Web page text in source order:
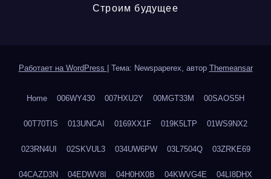
Строим будущее
Работает на WordPress Тема: Newspaperex, автор Themeansar
Home 006WY430 007HXU2Y 00MGT33M 00SAOS5H
00T70TIS 013UNCAI 0169XX1F 019K5LTP 01WS9NX2
023RN4UI 02SKVUL3 034UW6PW 03L7504Q 03ZRKE69
04CAZD3N 04EDWV8I 04H0HX0B 04KWVG4E 04LI8DHX